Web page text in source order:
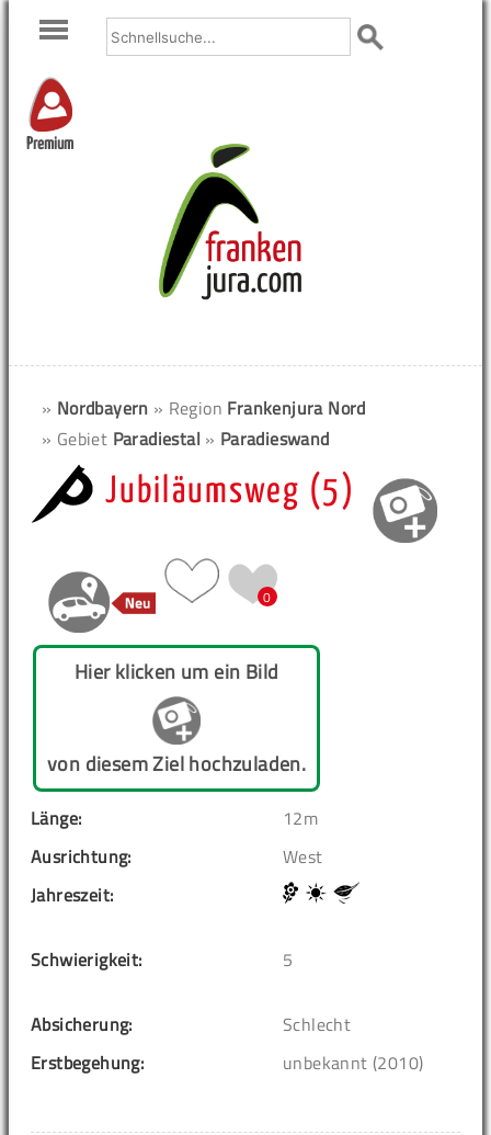
Premium
» Nordbayern » Region Frankenjura Nord
» Gebiet Paradiestal » Paradieswand
Jubiläumsweg (5)
0
Hier klicken um ein Bild
von diesem Ziel hochzuladen.
Länge:
12m
Ausrichtung:
West
Jahreszeit:
Schwierigkeit: 5
Absicherung:
Schlecht
Erstbegehung:
unbekannt (2010)